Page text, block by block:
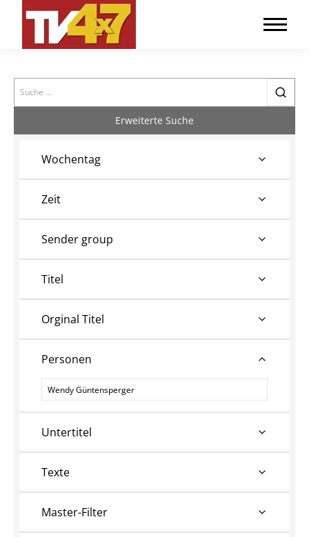
Search
Erweiterte Suche
Wochentag
Zeit
Sender group
Titel
Orginal Titel
Personen
Personen
Untertitel
Texte
Master-Filter